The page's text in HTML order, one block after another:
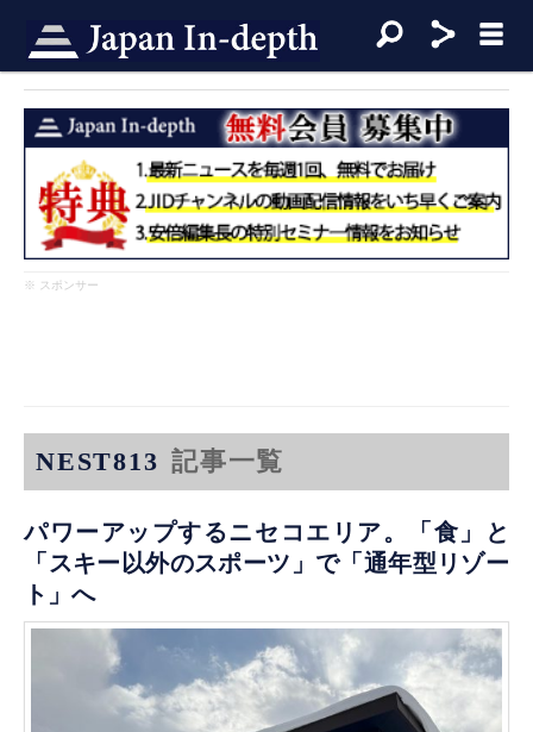
※ スポンサー
NEST813 記事一覧
パワーアップするニセコエリア。「食」と
「スキー以外のスポーツ」で「通年型リゾー
ト」へ